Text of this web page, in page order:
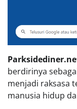
berdirinya
menjadi raksasa
manusia hidup